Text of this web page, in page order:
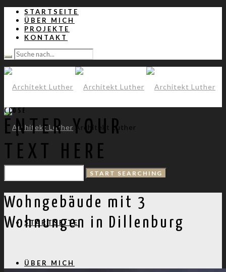
STARTSEITE
ÜBER MICH
PROJEKTE
KONTAKT
Architekt Luther
STARTSEITE
ÜBER MICH
CLOSE
ENTER YOUR
TEXT HERE
Wohngebäude mit 3
Wohnungen in Dillenburg